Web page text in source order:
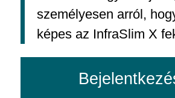
személyesen arról,
képes az InfraSlim X